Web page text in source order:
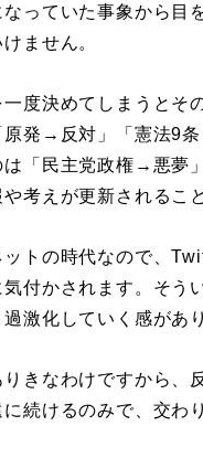
っていた事象から目
ません。
度決めてしまうとそ
原発→反対」「憲法9
は「民主党政権→悪夢
や考えが更新されるこ
トの時代なので、
気付かされます。そう
激化していく感があ
きなわけですから、
続けるのみで、交わ